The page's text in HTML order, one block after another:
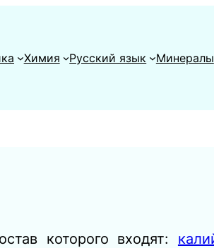
Химия Русский язык Минералы
которого входят: